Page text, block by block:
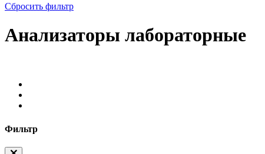
Сбросить фильтр
Анализаторы лабораторные
Фильтр